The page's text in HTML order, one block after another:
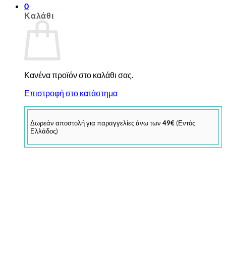
0
Καλάθι
Κανένα προϊόν στο καλάθι σας.
Επιστροφή στο κατάστημα
Δωρεάν αποστολή για παραγγελίες άνω των 49€(Εντός
Ελλάδος)